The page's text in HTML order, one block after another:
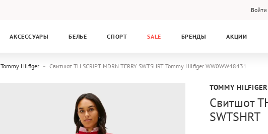
Войти
АКСЕССУАРЫ БЕЛЬЕ СПОРТ SALE БРЕНДЫ АКЦИИ
Tommy Hilfiger Свитшот TH SCRIPT MDRN TERRY SWTSHRT Tommy Hilfiger WW0WW48431
TOMMY HILFIGER
Свитшот
SWTSHRT